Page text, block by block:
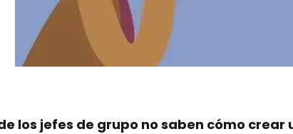
los jefes de grupo no saben cómo crear